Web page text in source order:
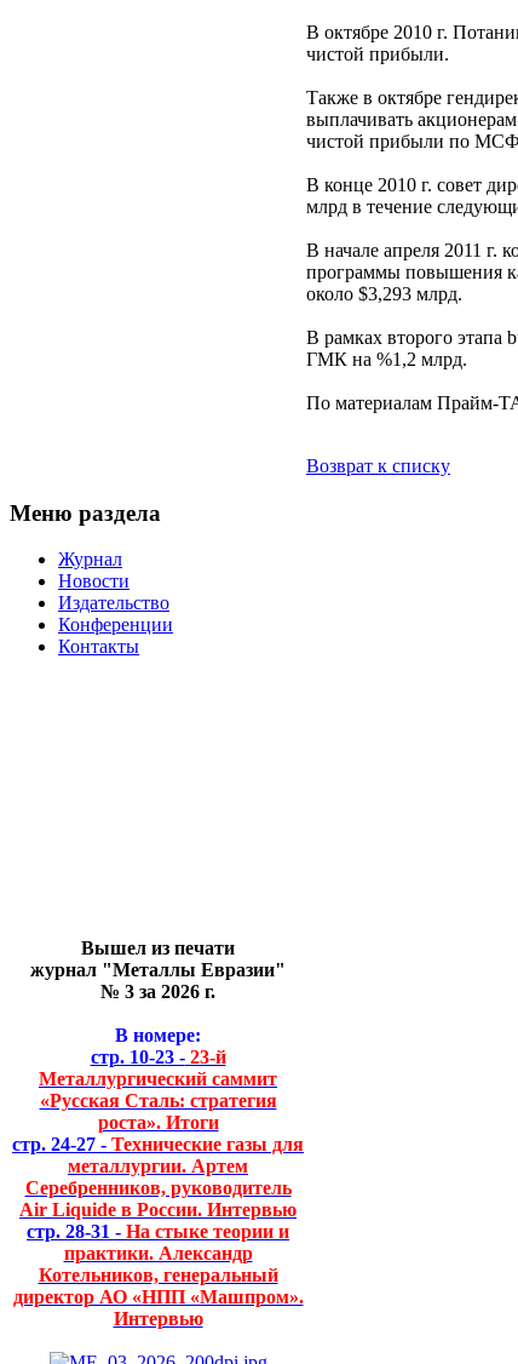
В октябре 2010 г.
чистой прибыли.
Также в октябре
выплачивать
чистой прибыли по
В конце 2010 г. совет
млрд в течение
В начале апреля 2011 г.
программы повышения
около $3,293 млрд.
В рамках второго этапа
ГМК на %1,2 млрд.
По материалам Прайм-
Возврат к списку
Меню раздела
Журнал
Новости
Издательство
Конференции
Контакты
Вышел из печати
журнал "Металлы Евразии"
№ 3 за 2026 г.
В номере:
стр. 10-23 -23-й
Металлургический саммит
«Русская Сталь: стратегия
роста». Итоги
стр. 24-27 - Технические газы для
металлургии. Артем
Серебренников, руководитель
Air Liquide в России. Интервью
стр. 28-31 - На стыке теории и
практики. Александр
Котельников, генеральный
директор АО «НПП «Машпром».
Интервью